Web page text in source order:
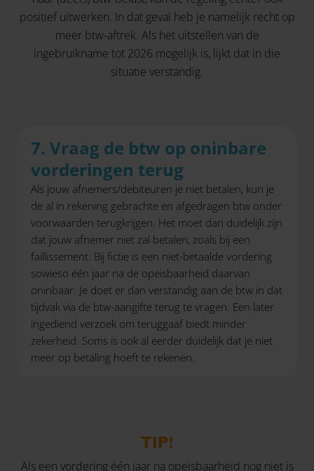
positief uitwerken. In dat geval heb je namelijk recht op
meer btw-aftrek. Als het uitstellen van de
ingebruikname tot 2026 mogelijk is, lijkt dat in die
situatie verstandig.
7. Vraag de btw op oninbare
vorderingen terug
Als jouw afnemers/debiteuren je niet betalen, kun je
de al in rekening gebrachte en afgedragen btw onder
voorwaarden terugkrijgen. Het moet dan duidelijk zijn
dat jouw afnemer niet zal betalen, zoals bij een
faillissement. Bij fictie is een niet-betaalde vordering
sowieso één jaar na de opeisbaarheid daarvan
oninbaar. Je doet er dan verstandig aan de btw in dat
tijdvak via de btw-aangifte terug te vragen. Een later
ingediend verzoek om teruggaaf biedt minder
zekerheid. Soms is ook al eerder duidelijk dat je niet
meer op betaling hoeft te rekenen.
TIP!
Als een vordering één jaar na opeisbaarheid nog niet is